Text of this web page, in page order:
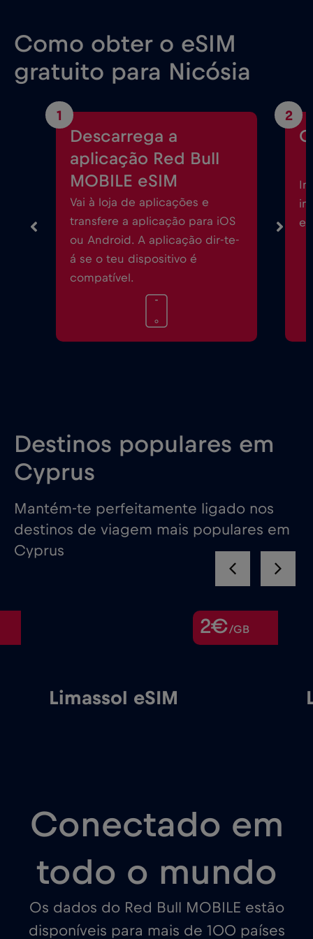
Como obter o eSIM
gratuito para Nicósia
1
Descarrega a
aplicação Red Bull
MOBILE eSIM
Vai à loja de aplicações e
transfere a aplicação para iOS
ou Android. A aplicação dir-te-
á se o teu dispositivo é
compatível.
2
Destinos populares em
Cyprus
Mantém-te perfeitamente ligado nos
destinos de viagem mais populares em
Cyprus
2€/GB
Limassol eSIM
Conectado em
todo o mundo
Os dados do Red Bull MOBILE estão
disponíveis para mais de 100 países